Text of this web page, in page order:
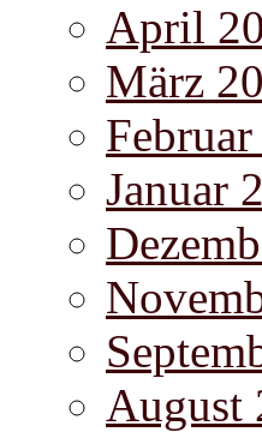
April
März
Januar
August